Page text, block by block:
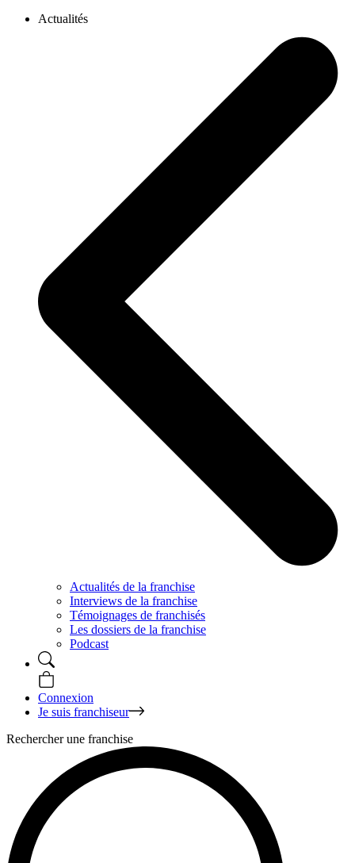
Actualités
Actualités de la franchise
Interviews de la franchise
Témoignages de franchisés
Les dossiers de la franchise
Podcast
Connexion
Je suis franchiseur
Rechercher une franchise